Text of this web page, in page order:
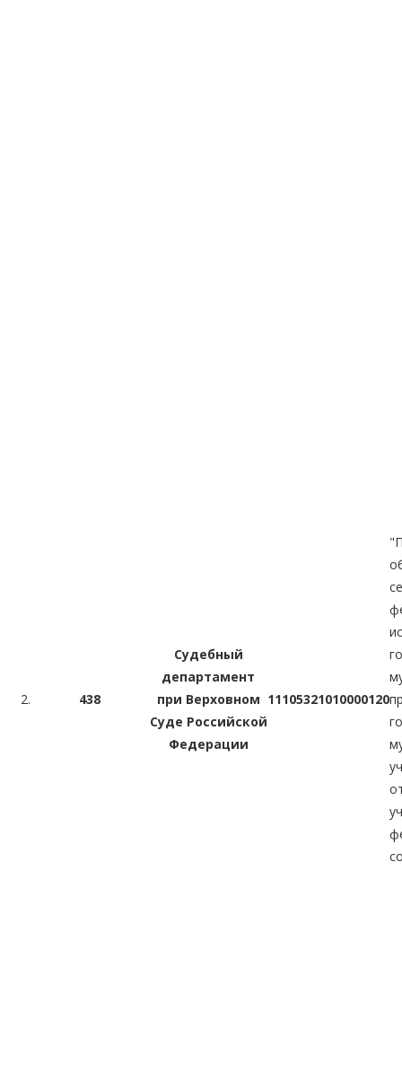
2. 438
Судебный
департамент
при Верховном
Суде Российской
Федерации
11105321010000120